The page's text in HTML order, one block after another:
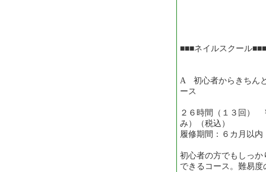
■■■ネイルスクール■■■
A 初心者からきちん
ース
２６時間（１３回）
み）（税込）
履修期間：６カ月以内
初心者の方でもしっ
できるコース。難易